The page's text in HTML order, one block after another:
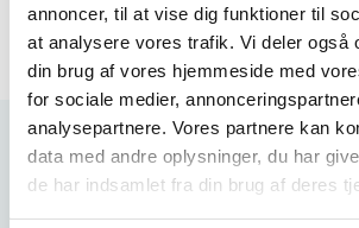
annoncer, til at vise dig funktioner til
at analysere vores trafik. Vi deler også
din brug af vores hjemmeside med
for sociale medier,
analysepartnere. Vores partnere kan
data med andre oplysninger, du har
de har indsamlet fra din brug af deres
Seneste nyt